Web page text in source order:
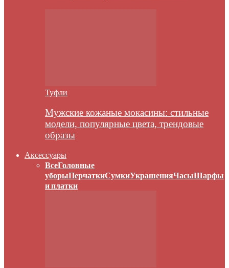
Туфли
Мужские кожаные мокасины: стильные
модели, популярные цвета, трендовые
образы
Аксессуары
ВсеГоловные
уборыПерчаткиСумкиУкрашенияЧасыШарфы
и платки